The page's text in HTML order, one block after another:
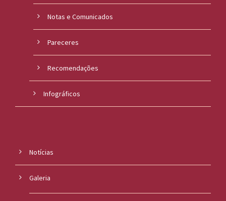
Notas e Comunicados
Pareceres
Recomendações
Infográficos
Notícias
Galeria